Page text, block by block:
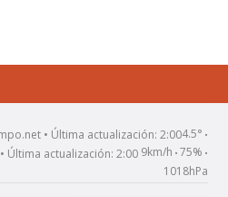
4.5° •
9km/h • 75% •
1018hPa